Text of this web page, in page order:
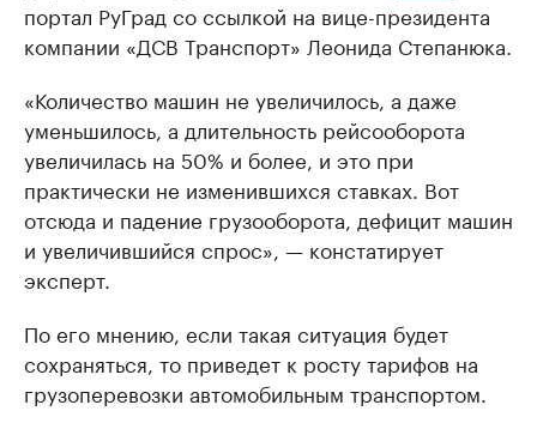
портал РуГрад со ссылкой на вице-президента
компании «ДСВ Транспорт» Леонида Степанюка.
«Количество машин не увеличилось, а даже
уменьшилось, а длительность рейсооборота
увеличилась на 50% и более, и это при
практически не изменившихся ставках. Вот
отсюда и падение грузооборота, дефицит машин
и увеличившийся спрос», — констатирует
эксперт.
По его мнению, если такая ситуация будет
сохраняться, то приведет к росту тарифов на
грузоперевозки автомобильным транспортом.